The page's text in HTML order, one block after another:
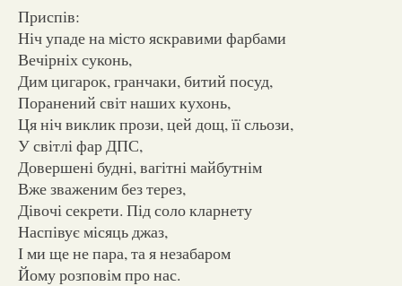
Приспів:
Ніч упаде на місто яскравими фарбами
Вечірніх суконь,
Дим цигарок, гранчаки, битий посуд,
Поранений світ наших кухонь,
Ця ніч виклик прози, цей дощ, її сльози,
У світлі фар ДПС,
Довершені будні, вагітні майбутнім
Вже зваженим без терез,
Дівочі секрети. Під соло кларнету
Наспівує місяць джаз,
І ми ще не пара, та я незабаром
Йому розповім про нас.